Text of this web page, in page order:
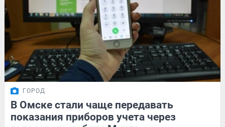
ГОРОД
В Омске стали чаще передавать
показания приборов учета через